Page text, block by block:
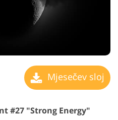
Mjesečev sloj
#27 "Strong Energy"